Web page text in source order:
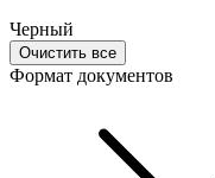
Черный
Очистить все
Формат документов